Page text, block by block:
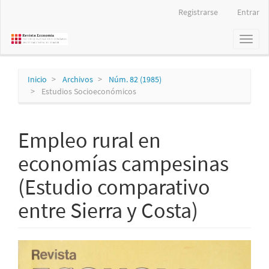
principal
Registrarse Entrar
Toggle
Inicio Archivos
Núm. 82 (1985)
Estudios Socioeconómicos
Empleo rural en
economías campesinas
(Estudio comparativo
entre Sierra y Costa)
Barra